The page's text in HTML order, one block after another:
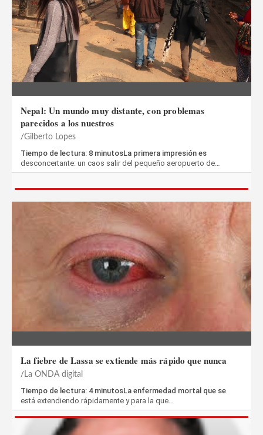
Nepal: Un mundo muy distante, con problemas
parecidos a los nuestros
Gilberto Lopes
Tiempo de lectura: 8 minutosLa primera impresión es
desconcertante: un caos salir del pequeño aeropuerto de…
La fiebre de Lassa se extiende más rápido que nunca
La ONDA digital
Tiempo de lectura: 4 minutosLa enfermedad mortal que se
está extendiendo rápidamente y para la que…